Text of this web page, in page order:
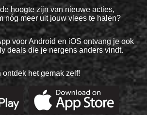
hoogte zijn van nieuwe acties,
nóg meer uit jouw vlees te halen?
voor Android en iOS ontvang je ook
deals die je nergens anders vindt.
het gemak zelf!